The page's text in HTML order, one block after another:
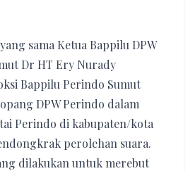
sama Ketua Bappilu DPW
Dr HT Ery Nurady
Bappilu Perindo Sumut
DPW Perindo dalam
Perindo di kabupaten/kota
perolehan suara.
dilakukan untuk merebut